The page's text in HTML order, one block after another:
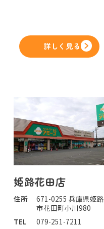
詳しく見る
姫路花田店
住所
671-0255 兵庫県姫路
市花田町小川980
TEL
079-251-7211